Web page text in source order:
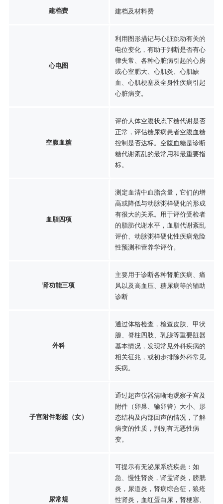
建档费 建档及材料费
心电图
利用图形描记与心脏跳动有关的
电位变化，有助于判断是否有心
律失常、各种心脏病引起的心房
或心室肥大、心肌炎、心肌缺
血、心肌梗塞及全身性疾病引起
心脏病变。
空腹血糖
评价人体空腹状态下糖代谢是否
正常，评估糖尿病患者空腹血糖
控制是否达标。空腹血糖是诊断
糖代谢紊乱的最常用和最重要指
标。
血脂四项
测定血清中血脂含量，它们的增
高或降低与动脉粥样硬化的形成
有很大的关系。用于评价受检者
的脂肪代谢水平，血脂代谢紊乱
评价、动脉粥样硬化性疾病危险
性预测和营养学评价。
肾功能三项
主要用于诊断各种肾脏疾病、痛
风以及高血压、糖尿病等的辅助
诊断
外科
通过体格检查，检查皮肤、甲状
腺、脊柱四肢、乳腺等重要脏器
基本情况，发现常见外科疾病的
相关征兆，或初步排除外科常见
疾病。
子宫附件彩超（女）
通过超声仪器清晰地观察子宫及
附件（卵巢、输卵管）大小、形
态结构及内部回声的情况，了解
病变的性质，判别有无恶性病
变。
尿常规
可提示有无泌尿系统疾患：如
急、慢性肾炎，肾盂肾炎，膀胱
炎，尿道炎，肾病综合征，狼疮
性肾炎，血红蛋白尿，肾梗塞、